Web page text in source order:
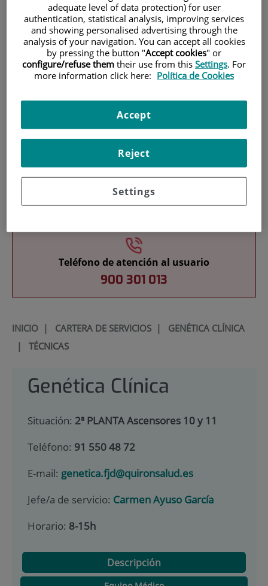
Teléfono de atención al usuario
900 301 013
INICIO| CARTERA DE SERVICIOS| GENÉTICA CLÍNICA
| TÉCNICAS
Genética Clínica
Situación: 2ª PLANTA Ascensores 10 y 11
Teléfono: 91 550 48 72
E-mail: genetica.fjd@quironsalud.es
Jefe/a de servicio: Carmen Ayuso García
Horario: 8-15h
Descripción
adequate level of data protection) for user
authentication, statistical analysis, improving services
and showing personalised advertising through the
analysis of your navigation. You can accept all cookies
by pressing the button "Accept cookies" or
configure/refuse them their use from this Settings. For
more information click here: Política de Cookies
Settings
Reject
Accept